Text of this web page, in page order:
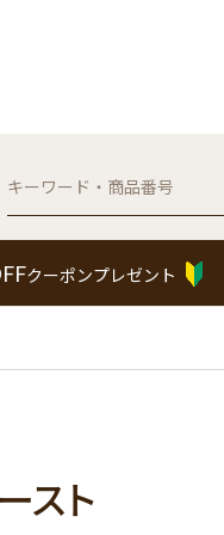
クーポンプレゼント
スト